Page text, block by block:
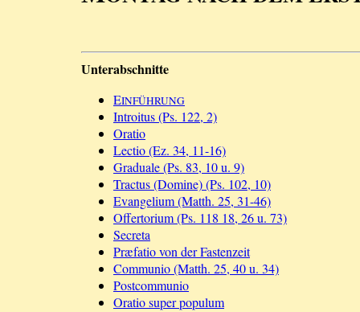
Unterabschnitte
EINFÜHRUNG
Introitus (Ps. 122, 2)
Oratio
Lectio (Ez. 34, 11-16)
Graduale (Ps. 83, 10 u. 9)
Tractus (Domine) (Ps. 102, 10)
Evangelium (Matth. 25, 31-46)
Offertorium (Ps. 118 18, 26 u. 73)
Secreta
Præfatio von der Fastenzeit
Communio (Matth. 25, 40 u. 34)
Postcommunio
Oratio super populum